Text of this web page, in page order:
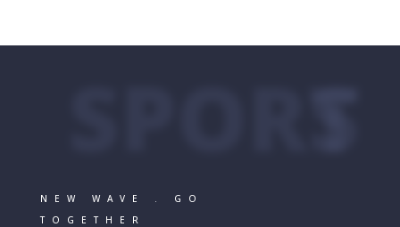
SPORTS
NEW WAVE . GO
TOGETHER